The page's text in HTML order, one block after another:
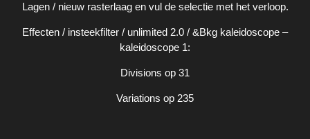
Lagen / nieuw rasterlaag en vul de selectie met het verloop.
Effecten / insteekfilter / unlimited 2.0 / &Bkg kaleidoscope –
kaleidoscope 1:
Divisions op 31
Variations op 235